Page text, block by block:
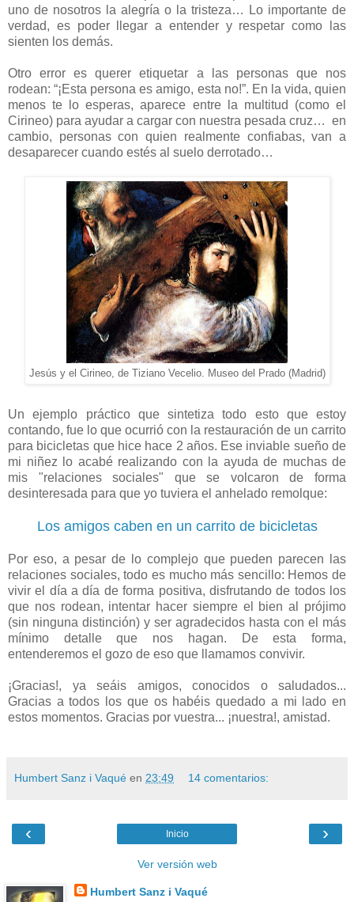
uno de nosotros la alegría o la tristeza… Lo importante de
verdad, es poder llegar a entender y respetar como las
sienten los demás.
Otro error es querer etiquetar a las personas que nos
rodean: “¡Esta persona es amigo, esta no!”. En la vida, quien
menos te lo esperas, aparece entre la multitud (como el
Cirineo) para ayudar a cargar con nuestra pesada cruz… en
cambio, personas con quien realmente confiabas, van a
desaparecer cuando estés al suelo derrotado…
Jesús y el Cirineo, de Tiziano Vecelio. Museo del Prado (Madrid)
Un ejemplo práctico que sintetiza todo esto que estoy
contando, fue lo que ocurrió con la restauración de un carrito
para bicicletas que hice hace 2 años. Ese inviable sueño de
mi niñez lo acabé realizando con la ayuda de muchas de
mis "relaciones sociales" que se volcaron de forma
desinteresada para que yo tuviera el anhelado remolque:
Los amigos caben en un carrito de bicicletas
Por eso, a pesar de lo complejo que pueden parecen las
relaciones sociales, todo es mucho más sencillo: Hemos de
vivir el día a día de forma positiva, disfrutando de todos los
que nos rodean, intentar hacer siempre el bien al prójimo
(sin ninguna distinción) y ser agradecidos hasta con el más
mínimo detalle que nos hagan. De esta forma,
entenderemos el gozo de eso que llamamos convivir.
¡Gracias!, ya seáis amigos, conocidos o saludados...
Gracias a todos los que os habéis quedado a mi lado en
estos momentos. Gracias por vuestra... ¡nuestra!, amistad.
Humbert Sanz i Vaqué en 23:49 14 comentarios:
‹ ›
Inicio
Ver versión web
Humbert Sanz i Vaqué